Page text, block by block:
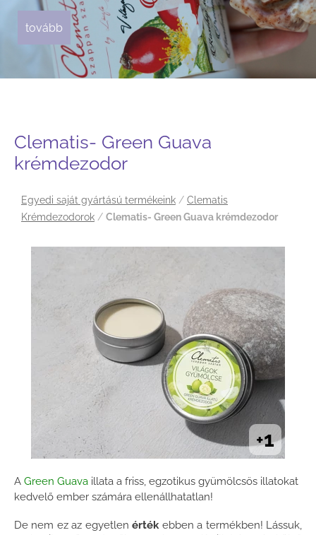
tovább
tovább
tovább
Clematis- Green Guava
krémdezodor
Egyedi saját gyártású termékeink / Clematis
Krémdezodorok / Clematis- Green Guava krémdezodor
A Green Guava illata a friss, egzotikus gyümölcsös illatokat
kedvelő ember számára ellenállhatatlan!
De nem ez az egyetlenértékebben a termékben! Lássuk,
+1